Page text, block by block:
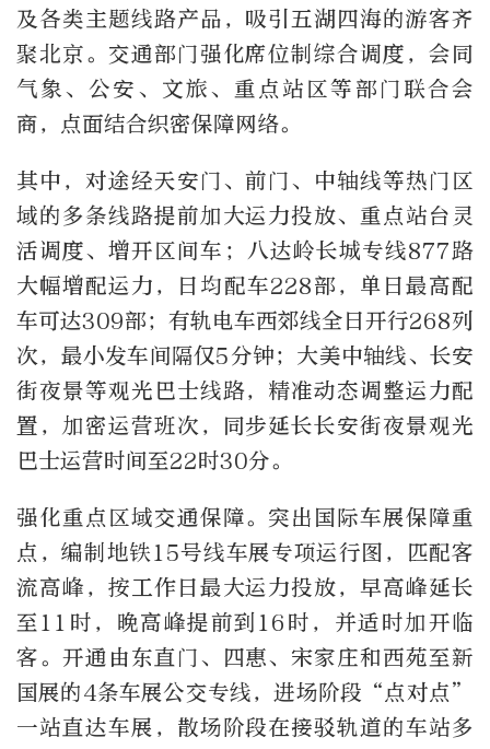
及各类主题线路产品，吸引五湖四海的游客齐
聚北京。交通部门强化席位制综合调度，会同
气象、公安、文旅、重点站区等部门联合会
商，点面结合织密保障网络。
其中，对途经天安门、前门、中轴线等热门区
域的多条线路提前加大运力投放、重点站台灵
活调度、增开区间车；八达岭长城专线877路
大幅增配运力，日均配车228部，单日最高配
车可达309部；有轨电车西郊线全日开行268列
次，最小发车间隔仅5分钟；大美中轴线、长安
街夜景等观光巴士线路，精准动态调整运力配
置，加密运营班次，同步延长长安街夜景观光
巴士运营时间至22时30分。
强化重点区域交通保障。突出国际车展保障重
点，编制地铁15号线车展专项运行图，匹配客
流高峰，按工作日最大运力投放，早高峰延长
至11时，晚高峰提前到16时，并适时加开临
客。开通由东直门、四惠、宋家庄和西苑至新
国展的4条车展公交专线，进场阶段“点对点”
一站直达车展，散场阶段在接驳轨道的车站多